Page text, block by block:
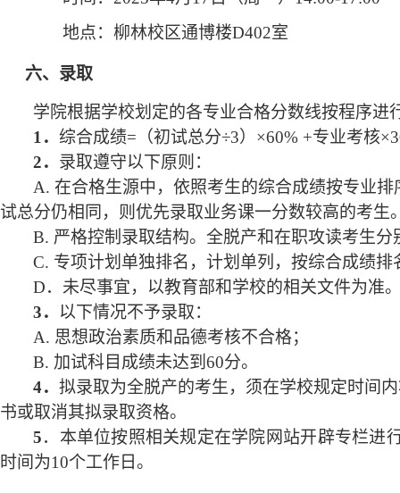
地点：柳林校区通博楼D402室
六、 录取
学院根据学校划定的各专业合格分数线按程序
1． 综合成绩=（初试总分÷3）×60% +专业考核
2． 录取遵守以下原则：
A. 在合格生源中，依照考生的综合成绩按专业
试总分仍相同，则优先录取业务课一分数较高的考生
B. 严格控制录取结构。全脱产和在职攻读考生
C. 专项计划单独排名，计划单列，按综合成绩排
D．未尽事宜，以教育部和学校的相关文件为准
3． 以下情况不予录取：
A. 思想政治素质和品德考核不合格；
B. 加试科目成绩未达到60分。
4． 拟录取为全脱产的考生，须在学校规定时间
书或取消其拟录取资格。
5．本单位按照相关规定在学院网站开辟专栏进
时间为10个工作日。